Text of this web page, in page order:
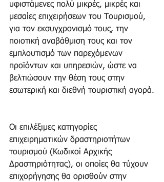
υφιστάμενες πολύ μικρές, μικρές και
μεσαίες επιχειρήσεων του Τουρισμού,
για τον εκσυγχρονισμό τους, την
ποιοτική αναβάθμιση τους και τον
εμπλουτισμό των παρεχόμενων
προϊόντων και υπηρεσιών, ώστε να
βελτιώσουν την θέση τους στην
εσωτερική και διεθνή τουριστική αγορά.
Οι επιλέξιμες κατηγορίες
επιχειρηματικών δραστηριοτήτων
τουρισμού (Κωδικοί Αρχικής
Δραστηριότητας), οι οποίες θα τύχουν
επιχορήγησης θα ορισθούν στην